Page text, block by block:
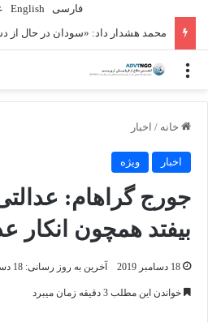
فارسی English
منو
خانه / اخبار
اخبار ویژه
جورج گراهام:
بیفتد همچون
18 دسامبر 2019 آخرین به روز رسانی: 18 دسامبر 2019
خواندن این مطلب 3 دقیقه زمان میبرد